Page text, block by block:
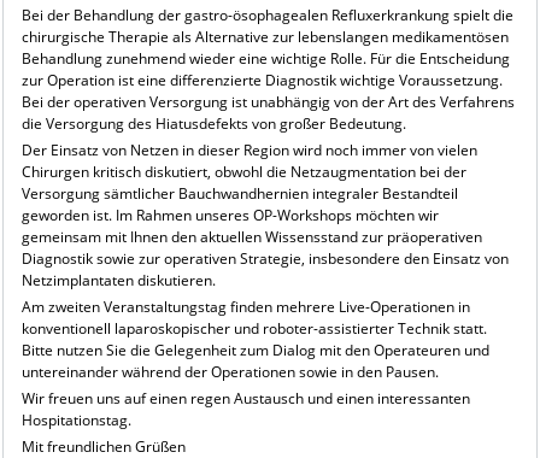
Bei der Behandlung der gastro-ösophagealen Refluxerkrankung spielt die
chirurgische Therapie als Alternative zur lebenslangen medikamentösen
Behandlung zunehmend wieder eine wichtige Rolle. Für die Entscheidung
zur Operation ist eine differenzierte Diagnostik wichtige Voraussetzung.
Bei der operativen Versorgung ist unabhängig von der Art des Verfahrens
die Versorgung des Hiatusdefekts von großer Bedeutung.
Der Einsatz von Netzen in dieser Region wird noch immer von vielen
Chirurgen kritisch diskutiert, obwohl die Netzaugmentation bei der
Versorgung sämtlicher Bauchwandhernien integraler Bestandteil
geworden ist. Im Rahmen unseres OP-Workshops möchten wir
gemeinsam mit Ihnen den aktuellen Wissensstand zur präoperativen
Diagnostik sowie zur operativen Strategie, insbesondere den Einsatz von
Netzimplantaten diskutieren.
Am zweiten Veranstaltungstag finden mehrere Live-Operationen in
konventionell laparoskopischer und roboter-assistierter Technik statt.
Bitte nutzen Sie die Gelegenheit zum Dialog mit den Operateuren und
untereinander während der Operationen sowie in den Pausen.
Wir freuen uns auf einen regen Austausch und einen interessanten
Hospitationstag.
Mit freundlichen Grüßen